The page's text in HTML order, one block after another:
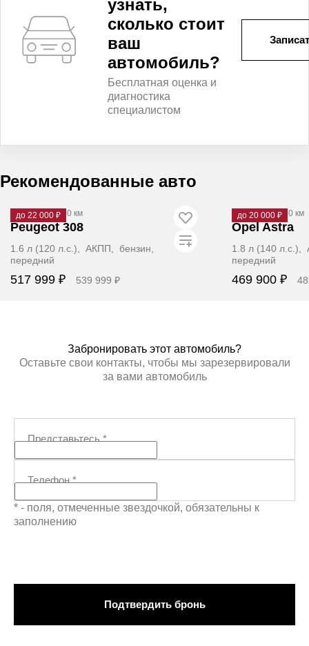
узнать,
сколько стоит
ваш
автомобиль?
Бесплатная оценка и
диагностика
специалистом
Рекомендованные авто
до 22 000 ₽
2012· 133 000 км
Peugeot 308
1.6 л (120 л.с.), АКПП, бензин,
передний
517 999 ₽ 539 999 ₽
до 20 000 ₽
2008· 168 200 км
Opel Astra
1.8 л (140
передний
469 900 ₽
Забронировать этот автомобиль?
Оставьте свои контакты, чтобы мы зарезервировали
за вами автомобиль
Представьтесь*
Телефон*
* - поля, отмеченные звездочкой, обязательны к
заполнению
Подтвердить бронь